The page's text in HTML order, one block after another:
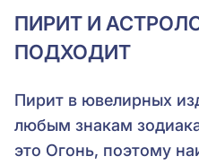
ПИРИТ И
ПОДХОДИТ
Пирит в ювелирных
любым знакам
это Огонь, поэтому